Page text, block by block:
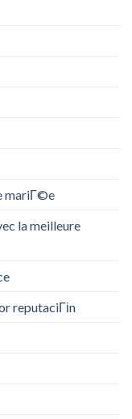
mariГ©e
la meilleure
reputaciГіn